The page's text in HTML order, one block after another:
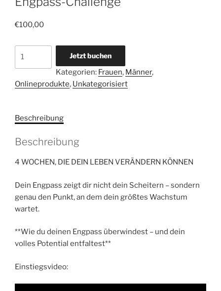
€100,00
Jetzt buchen
Kategorien: Frauen, Männer,
Onlineprodukte, Unkategorisiert
Beschreibung
Beschreibung
4 WOCHEN, DIE DEIN LEBEN VERÄNDERN KÖNNEN
Dein Engpass zeigt dir nicht dein Scheitern – sondern
genau den Punkt, an dem dein größtes Wachstum
wartet.
**Wie du deinen Engpass überwindest – und dein
volles Potential entfaltest**
Einstiegsvideo: